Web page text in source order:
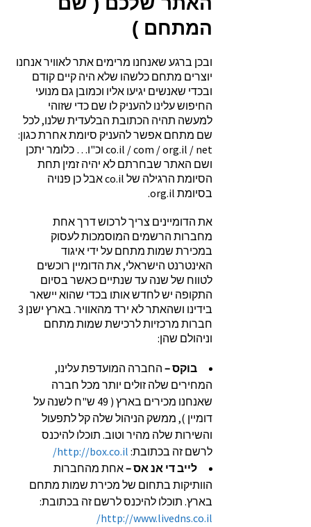
המתחם )
ובכן ברגע שאנחנו מרימים אתר לאוויר אנחנו
יוצרים מתחם כלשהו שלא היה קיים קודם
ובכדי שאנשים יגיעו אליו וכמובן גם מנועי
החיפוש עלינו להעניק לו שם כדי שזוהי
למעשה תהיה הכתובת הבלעדית שלנו, לכל
שם מתחם אפשר להעניק סיומת אחרת כגון:
co.il / com / org.il / net וכ"ו… כלומר יתכן
ושם האתר שבחרתם לא יהיה זמין תחת
הסיומת הרגילה של co.il אבל כן פנויה
בסיומת org.il.
את הדומיינים צריך לרכוש דרך אחת
מחברות הרשמים המוסמכות לעסוק
במכירת שמות מתחם על ידי איגוד
האינטרנט הישראלי, את הדומיין רוכשים
לטווח של שנה עד שנתיים כאשר בסיום
התקופה יש לחדש אותו בכדי שהוא יישאר
בידינו ושהאתר לא ירד מהאוויר. בארץ ישנן 3
חברות מרכזיות לרכישת שמות מתחם
וניהולם שהן:
בוקס – החברה המועדפת עלינו,
המחירים שלה זולים יותר מכל חברה
שאנחנו מכירים בארץ ( 49 ש"ח לשנה על
דומיין ), ממשק הניהול שלה קל לתפעול
והשירות שלה מהיר וטוב. תוכלו להיכנס
לרשם זה בכתובת: http://box.co.il/
לייב די אנ אס –אחת מהחברות
הוותיקות בתחום של מכירת שמות מתחם
בארץ. תוכלו להיכנס לרשם זה בכתובת:
http://www.livedns.co.il/